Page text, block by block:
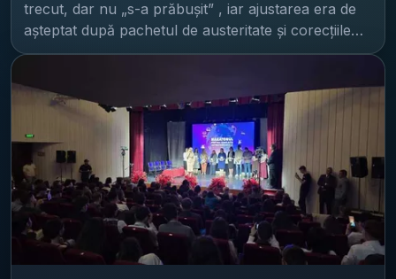
trecut, dar nu „s-a prăbușit” , iar ajustarea era de
așteptat după pachetul de austeritate și corecțiile
fiscale, susține Dragoș Anastasiu, potrivit Antena 3
contracție „dureroasă”, însă nu ar fi într-o criză
economică, iar revenirea ar depinde în mare
măsură de intrarea fondurilor europene, inclusiv
din PNRR . De ce contează: consumul încetinește,
iar companiile devin prudente Anastasiu afirmă că
scăderea consumului era previzibilă după măsurile
de austeritate adoptate de Guvernul Bolojan și că
mediul de afaceri reacționează prin prudență. În
același timp, avertizează că o criză politică ar fi fost